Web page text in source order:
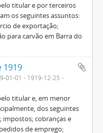
titular e por terceiros
os seguintes assuntos:
de exportação;
para carvão em Barra do
1919
01-01 - 1919-12-25
titular e, em menor
dos seguintes
impostos; cobranças e
de emprego;